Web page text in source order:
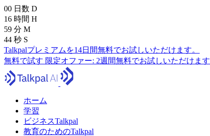
00 日数 D
16 時間 H
59 分 M
43 秒 S
Talkpalプレミアムを14日間無料でお試しいただけます。
無料で試す 限定オファー: 2週間無料でお試しいただけます
ホーム
学習
ビジネスTalkpal
教育のためのTalkpal